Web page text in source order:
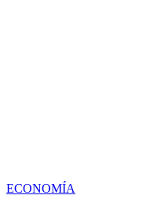
ECONOMÍA